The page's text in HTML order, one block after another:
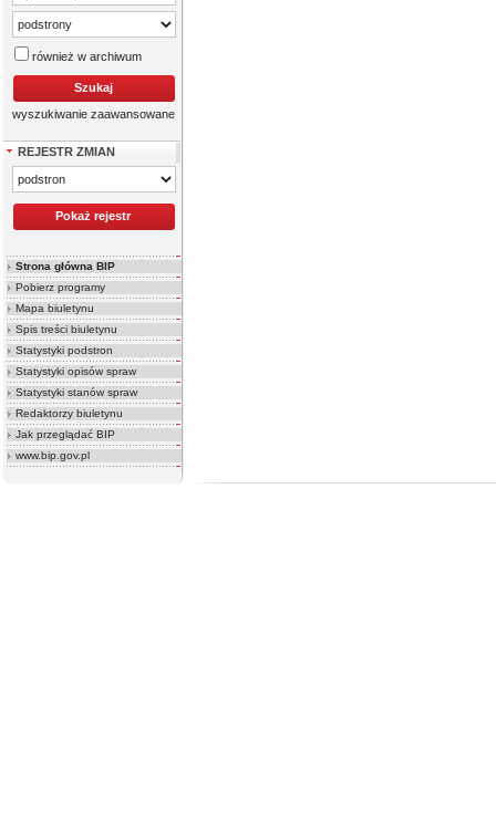
również w archiwum
wyszukiwanie zaawansowane
REJESTR ZMIAN
Strona główna BIP
Pobierz programy
Mapa biuletynu
Spis treści biuletynu
Statystyki podstron
Statystyki opisów spraw
Statystyki stanów spraw
Redaktorzy biuletynu
Jak przeglądać BIP
www.bip.gov.pl